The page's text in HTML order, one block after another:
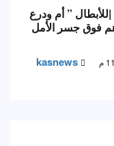
” أم ودرع
فوق جسر الأمل
kasnews